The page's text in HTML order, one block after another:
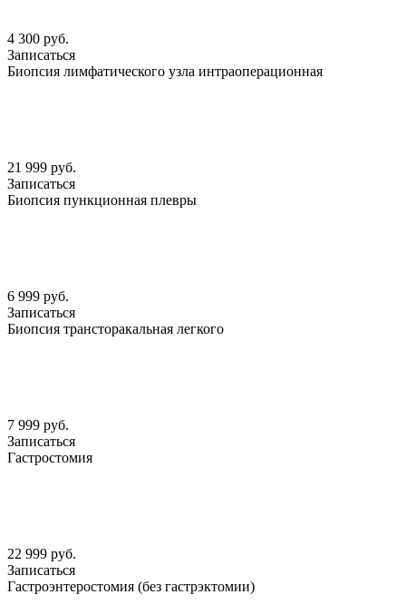
4 300 руб.
Записаться
Биопсия лимфатического узла интраоперационная
21 999 руб.
Записаться
Биопсия пункционная плевры
6 999 руб.
Записаться
Биопсия трансторакальная легкого
7 999 руб.
Записаться
Гастростомия
22 999 руб.
Записаться
Гастроэнтеростомия (без гастрэктомии)